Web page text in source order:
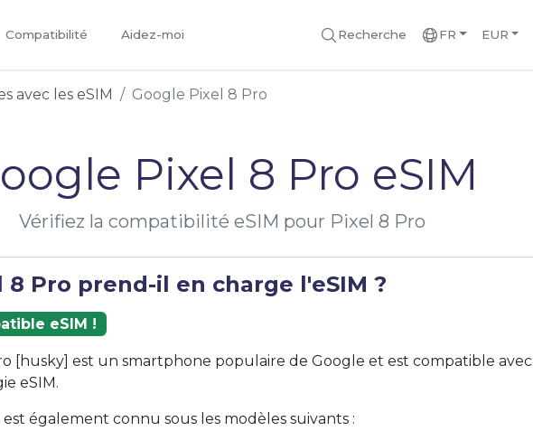
Compatibilité Aidez-moi Recherche FR EUR
avec les eSIM Google Pixel 8 Pro
Pixel 8 Pro eSIM
Vérifiez la compatibilité eSIM pour Pixel 8 Pro
8 Pro prend-il en charge l'eSIM ?
eSIM !
[husky] est un smartphone populaire de Google et est compatible avec
eSIM.
également connu sous les modèles suivants :